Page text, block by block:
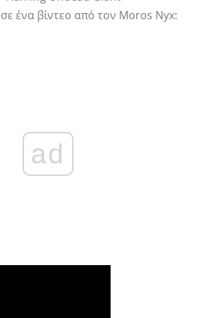
ένα βίντεο από τον Moros Nyx:
ad